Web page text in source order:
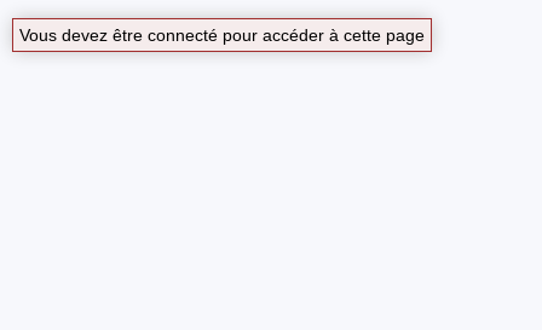
Vous devez être connecté pour accéder à cette page